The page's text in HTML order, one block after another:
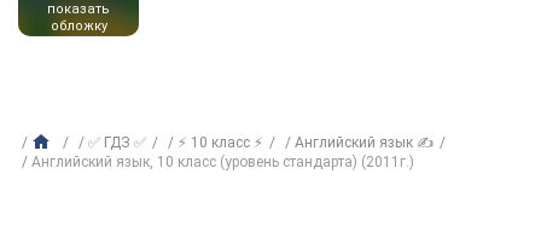
показать
обложку
✅ ГДЗ ✅ ⚡ 10 класс ⚡
Английский язык ✍
Английский язык, 10 класс (уровень стандарта) (2011г.)